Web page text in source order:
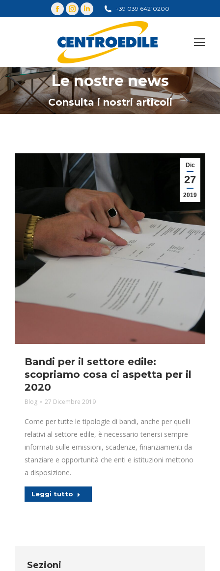
+39 039 64210200
Le nostre news
Consulta i nostri articoli
You are here:
Dic
27
2019
Bandi per il settore edile:
scopriamo cosa ci aspetta per il
2020
Blog 27 Dicembre 2019
Come per tutte le tipologie di bandi, anche per quelli
relativi al settore edile, è necessario tenersi sempre
informati sulle emissioni, scadenze, finanziamenti da
stanziare e opportunità che enti e istituzioni mettono
a disposizione.
Leggi tutto
Sezioni